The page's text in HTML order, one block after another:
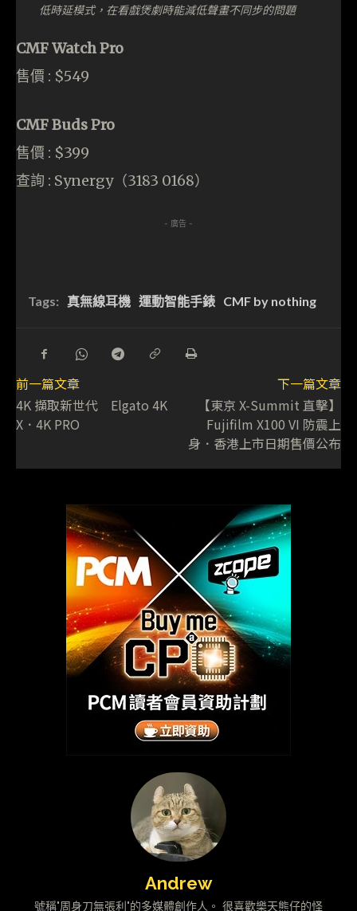
低時延模式，在看戲煲劇時能減低聲畫不同步的問題
CMF Watch Pro
售價 : $549
CMF Buds Pro
售價 : $399
查詢 : Synergy（3183 0168）
- 廣告 -
Tags: 真無線耳機 運動智能手錶 CMF by nothing
前一篇文章
4K 擷取新世代 Elgato 4K
X．4K PRO
下一篇文章
【東京 X-Summit 直擊】
Fujifilm X100 VI 防震上
身．香港上市日期售價公布
Andrew
號稱"周身刀無張利"的多媒體創作人。 很喜歡樂天熊仔的怪